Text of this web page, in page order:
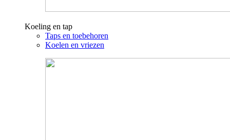
Koeling en tap
Taps en toebehoren
Koelen en vriezen